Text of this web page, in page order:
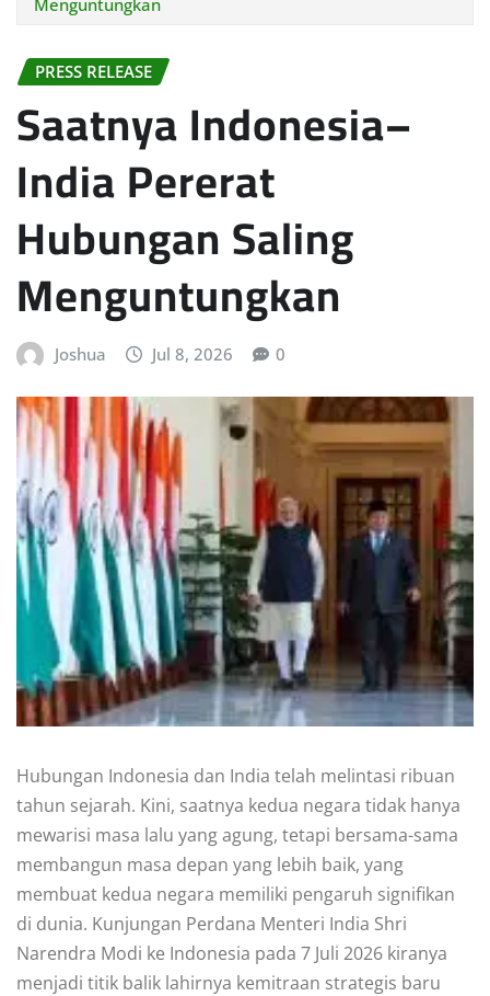
Menguntungkan
PRESS RELEASE
Saatnya Indonesia–
India Pererat
Hubungan Saling
Menguntungkan
Joshua Jul 8, 2026 0
Hubungan Indonesia dan India telah melintasi ribuan
tahun sejarah. Kini, saatnya kedua negara tidak hanya
mewarisi masa lalu yang agung, tetapi bersama-sama
membangun masa depan yang lebih baik, yang
membuat kedua negara memiliki pengaruh signifikan
di dunia. Kunjungan Perdana Menteri India Shri
Narendra Modi ke Indonesia pada 7 Juli 2026 kiranya
menjadi titik balik lahirnya kemitraan strategis baru